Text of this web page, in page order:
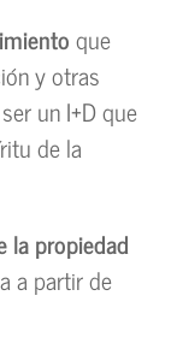
que
y otras
un I+D que
de la
la propiedad
a partir de